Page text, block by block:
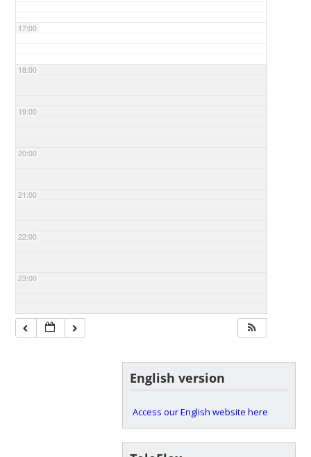
17:00
18:00
19:00
20:00
21:00
22:00
23:00
English version
Access our English website here